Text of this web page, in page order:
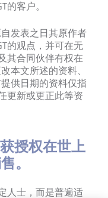
的客户。
发表之日其原作者
的观点，并可在无
其合同伙伴有权在
本文所述的资料、
供日期的资料仅指
更新或更正此等资
授权在世上
。
人士，而是普遍适